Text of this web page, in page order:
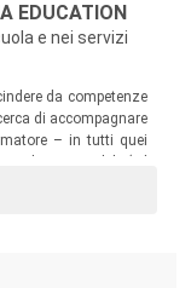
EDUCATION
e nei servizi
da competenze
di accompagnare
– in tutti quei
ricerca dei
degli